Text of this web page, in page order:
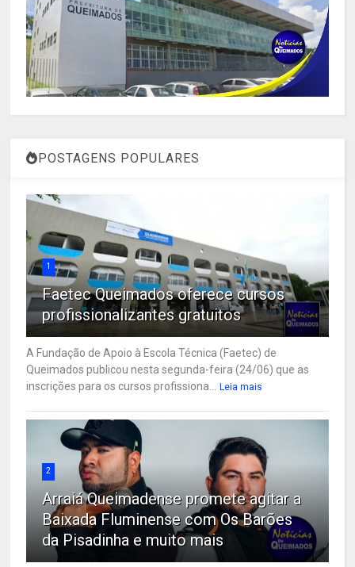
POSTAGENS POPULARES
1
Faetec Queimados oferece cursos
profissionalizantes gratuitos
A Fundação de Apoio à Escola Técnica (Faetec) de
Queimados publicou nesta segunda-feira (24/06) que as
inscrições para os cursos profissiona...
Leia mais
2
Arraiá Queimadense promete agitar a
Baixada Fluminense com Os Barões
da Pisadinha e muito mais